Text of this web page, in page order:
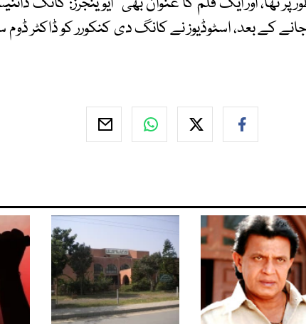
جانے کے بعد، اسٹوڈیوز نے کانگ دی کنکورر کو ڈاکٹر